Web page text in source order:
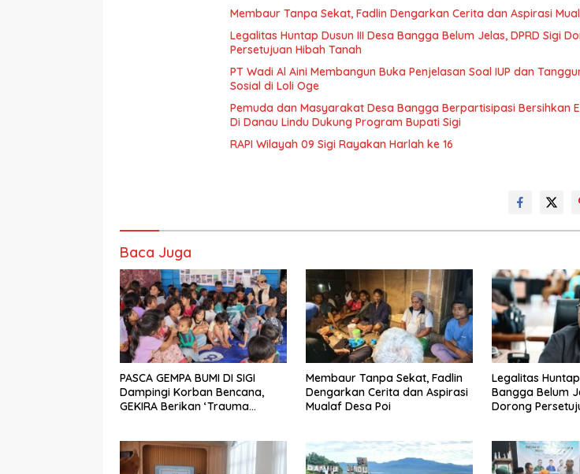
Membaur Tanpa Sekat, Fadlin Dengarkan Cerita dan Aspirasi
Legalitas Huntap Dusun III Desa Bangga Belum Jelas, DPRD Sigi
Persetujuan Hibah Tanah
PT Wadi Al Aini Membangun Buka Penjelasan Soal IUP dan
Sosial di Loli Oge
Pemuda dan Masyarakat Desa Bangga Berpartisipasi Bersihkan
Di Danau Lindu Dukung Program Bupati Sigi
RAPI Wilayah 09 Sigi Rayakan Harlah ke 16
Baca Juga
PASCA GEMPA BUMI DI SIGI
Dampingi Korban Bencana,
GEKIRA Berikan ‘Trauma
Membaur Tanpa Sekat, Fadlin
Dengarkan Cerita dan Aspirasi
Mualaf Desa Poi
Legalitas
Bangga Belum
Dorong